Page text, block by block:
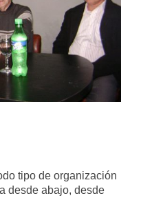
tipo de organización
desde abajo, desde